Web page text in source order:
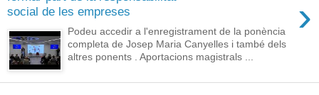
social de les empreses
›
Podeu accedir a l'enregistrament de la ponència
completa de Josep Maria Canyelles i també dels
altres ponents . Aportacions magistrals ...